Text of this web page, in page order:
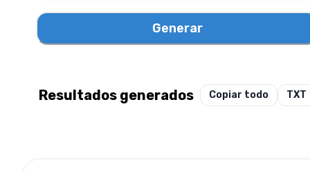
Generar
Resultados generados Copiar todo TXT